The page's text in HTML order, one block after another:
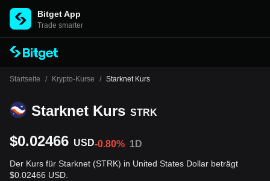
Bitget App
Trade smarter
Startseite / Krypto-Kurse / Starknet Kurs
Starknet Kurs STRK
$0.02466 USD-0.80% 1D
Der Kurs für Starknet (STRK) in United States Dollar beträgt
$0.02466 USD.